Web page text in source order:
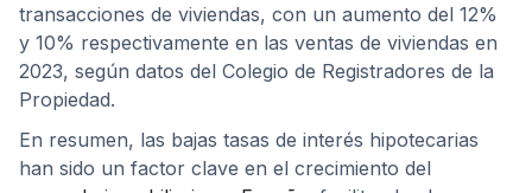
transacciones de viviendas, con un aumento del 12%
y 10% respectivamente en las ventas de viviendas en
2023, según datos del Colegio de Registradores de la
Propiedad.
En resumen, las bajas tasas de interés hipotecarias
han sido un factor clave en el crecimiento del